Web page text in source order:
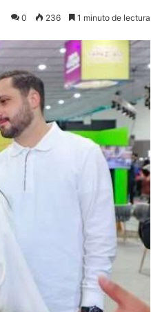
0 236 1 minuto de lectura